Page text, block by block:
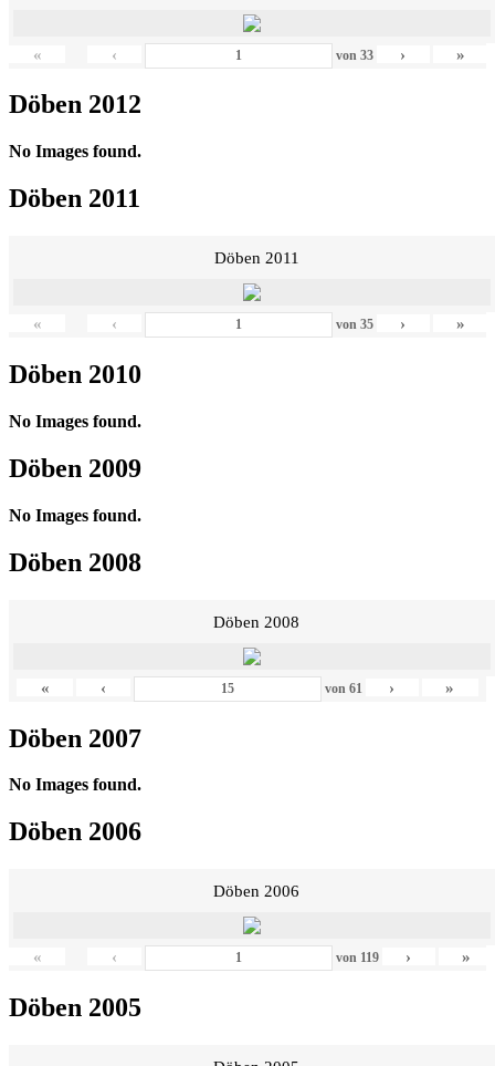
« ‹ von 33 › »
Döben 2012
No Images found.
Döben 2011
Döben 2011
« ‹ von 35 › »
Döben 2010
No Images found.
Döben 2009
No Images found.
Döben 2008
Döben 2008
« ‹ von 61 › »
Döben 2007
No Images found.
Döben 2006
Döben 2006
« ‹ von 119 › »
Döben 2005